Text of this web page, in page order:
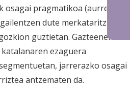
pragmatikoa (aurretiko
dute merkataritza-
guztietan. Gazteenen
ezaguera
jarrerazko osagai
antzematen da.